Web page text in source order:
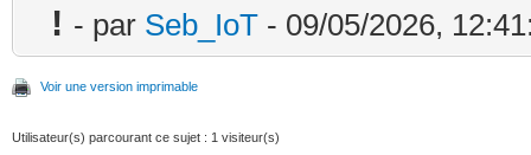
! - par Seb_IoT - 09/05/2026,
Voir une version imprimable
Utilisateur(s) parcourant ce sujet : 1 visiteur(s)